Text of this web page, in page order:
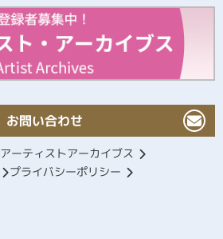
お問い合わせ
アーティストアーカイブス
プライバシーポリシー